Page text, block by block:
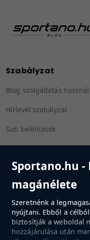
Sportano.hu -
magánélete
Szeretnénk a
nyújtani. Ebből a
biztosítják a weboldal
hozzájárulása után
Szabályzat
Blog szolgáltatás
Hírlevél szabályzat
Süti beállítások
Kövess minket
MENJ A BOLTBA